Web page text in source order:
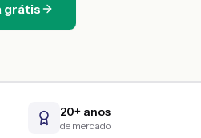
grátis
20+ anos
de mercado